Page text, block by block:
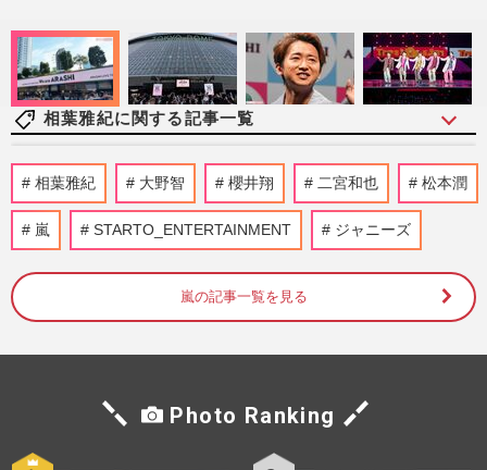
相葉雅紀に関する記事一覧
嵐・松本潤、ライブ演出の次はアイドルプ
ロデュース！大手配信で“timelesz式”オー
ディション番組が進行中…
週刊女性2026年8月18日・25日号 2026/8/5
『嵐』全メンバーのファンクラブ揃い踏み
で「相場ガン無視」顕著になった大野智
嵐・大野智、STARTO社の退所発表に秘め
られた“引退”の本音「言わない美学」が示
相葉雅紀 大野智 櫻井翔 二宮和也 松本潤
嵐 STARTO_ENTERTAINMENT ジャニーズ
嵐の記事一覧を見る
Photo Ranking